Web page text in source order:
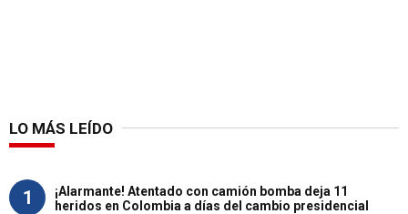
LO MÁS LEÍDO
1
¡Alarmante! Atentado con camión bomba deja 11
heridos en Colombia a días del cambio presidencial